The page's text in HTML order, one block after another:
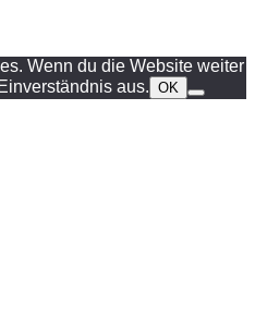
Wenn du die Website weiter
aus. OK